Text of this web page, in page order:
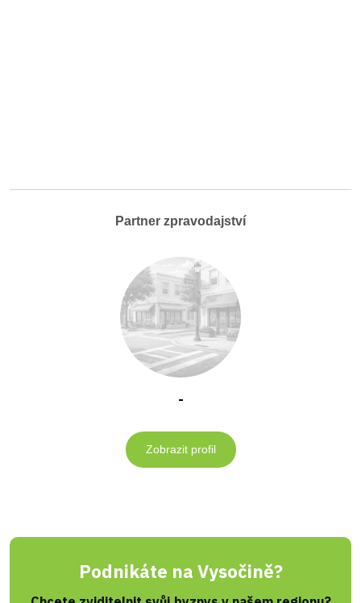
Partner zpravodajství
-
Zobrazit profil
Podnikáte na Vysočině?